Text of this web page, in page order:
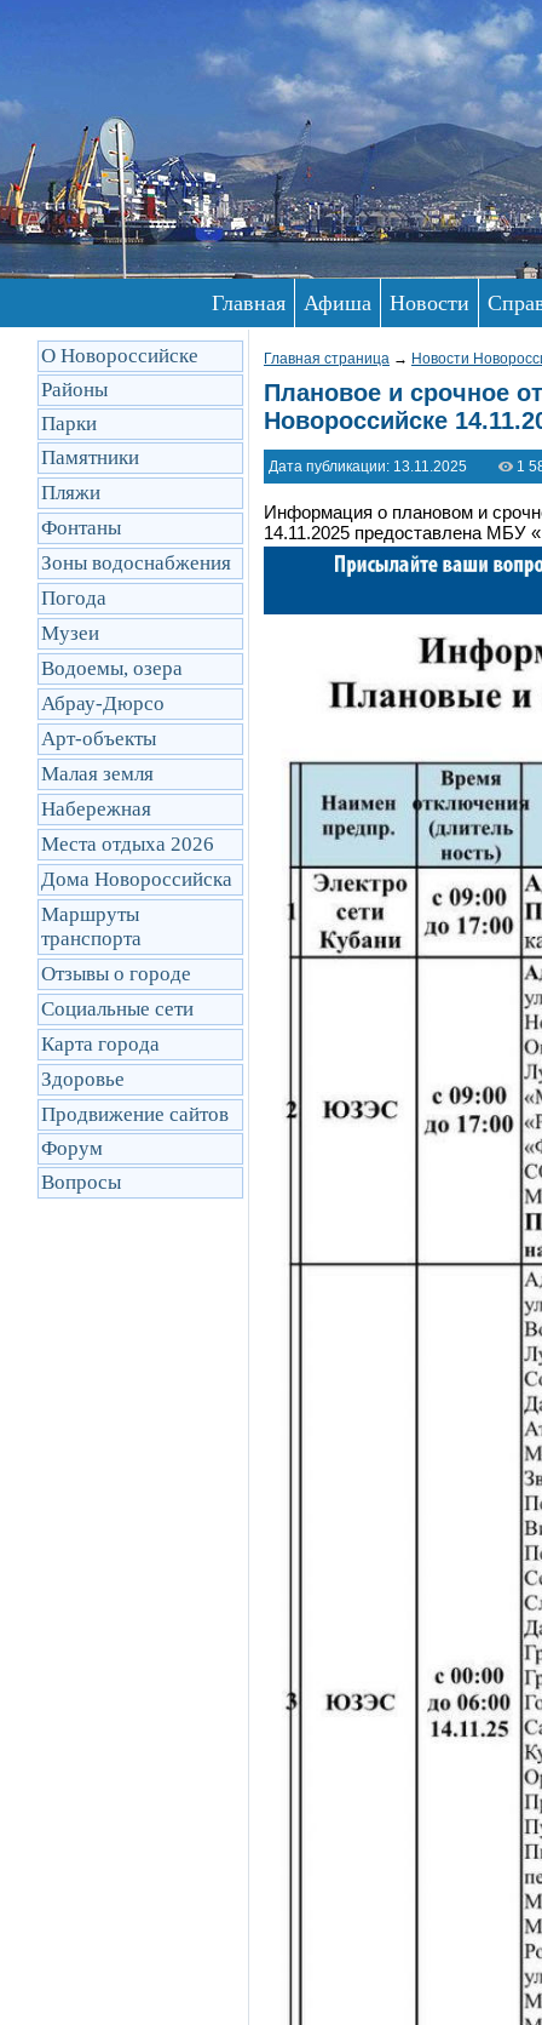
Главная Афиша Новости
О Новороссийске
Районы
Парки
Памятники
Пляжи
Фонтаны
Зоны водоснабжения
Погода
Музеи
Водоемы, озера
Абрау-Дюрсо
Арт-объекты
Малая земля
Набережная
Места отдыха 2026
Дома Новороссийска
Маршруты
транcпорта
Отзывы о городе
Социальные сети
Карта города
Здоровье
Продвижение сайтов
Форум
Вопросы
Главная страница → Новости
Плановое и срочное
Новороссийске
Дата публикации: 13.11.2025 1
Информация о плановом и
14.11.2025 предоставлена МБУ